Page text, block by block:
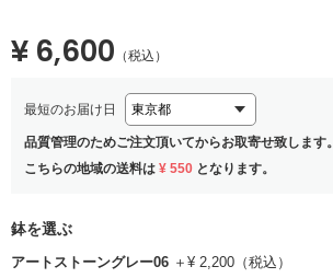
¥ 6,600 （税込）
最短のお届け日
品質管理のためご注文頂いてからお取寄せ致します。
こちらの地域の送料は ¥ 550 となります。
鉢を選ぶ
アートストーングレー06 ＋¥ 2,200（税込）